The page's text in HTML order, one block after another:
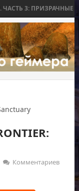
ПРИЗРАЧНЫЕ ТИТАНЫ И
Комментариев